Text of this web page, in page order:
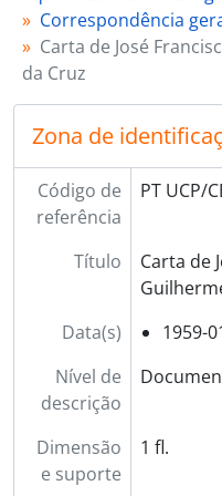
[Documento simples] 03874 -
[Documento simples] 03875 -
[Documento simples] 03876 -
[Documento simples] 03879 -
[Documento simples] 03880 -
[Documento simples] 03881 -
[Documento simples] 03882 -
[Documento simples] 03883 -
[Documento simples] 03884 -
[Documento simples] 03885 -
[Documento simples] 03886 -
[Documento simples] 03888 - Carta de D.
[Documento simples] 03889 -
[Documento simples]
[Documento simples] 03891 -
[Documento simples] 03892 - Cópia
Correspondência
Carta de José
da Cruz
Zona de
Código de
referência
PT UCP/
Título
Carta de
Data(s)
1959-
Nível de
descrição
Dimensão
e suporte
1 fl.